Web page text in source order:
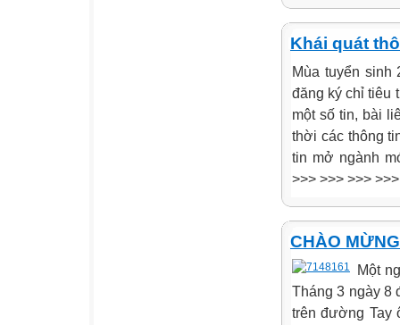
Khái quát
Mùa tuyển sinh
đăng ký chỉ tiêu
một số tin, bài
thời các thông
tin mở ngành
>>> >>> >>>
CHÀO
Một
Tháng 3 ngày 8
trên đường Tay